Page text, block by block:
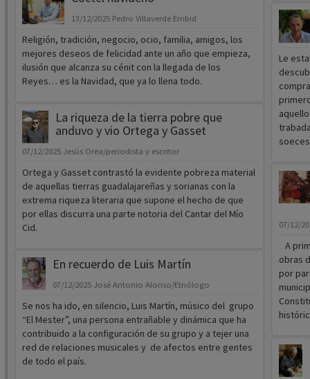
13/12/2025 Pedro Villaverde Embid
Religión, tradición, negocio, ocio, familia, amigos, los
mejores deseos de felicidad ante un año que empieza,
ilusión que alcanza su cénit con la llegada de los
Reyes… es la Navidad, que ya lo llena todo.
La riqueza de la tierra pobre que
anduvo y vio Ortega y Gasset
07/12/2025 Jesús Orea/periodista y escritor
Ortega y Gasset contrastó la evidente pobreza material
de aquellas tierras guadalajareñas y sorianas con la
extrema riqueza literaria que supone el hecho de que
por ellas discurra una parte notoria del Cantar del Mío
Cid.
En recuerdo de Luis Martín
07/12/2025 José Antonio Alonso/Etnólogo
Se nos ha ido, en silencio, Luis Martín, músico del grupo
“El Mester”, una persona entrañable y dinámica que ha
contribuido a la configuración de su grupo y a tejer una
red de relaciones musicales y de afectos entre gentes
de todo el país.
Le
07/12/
A
obras
por